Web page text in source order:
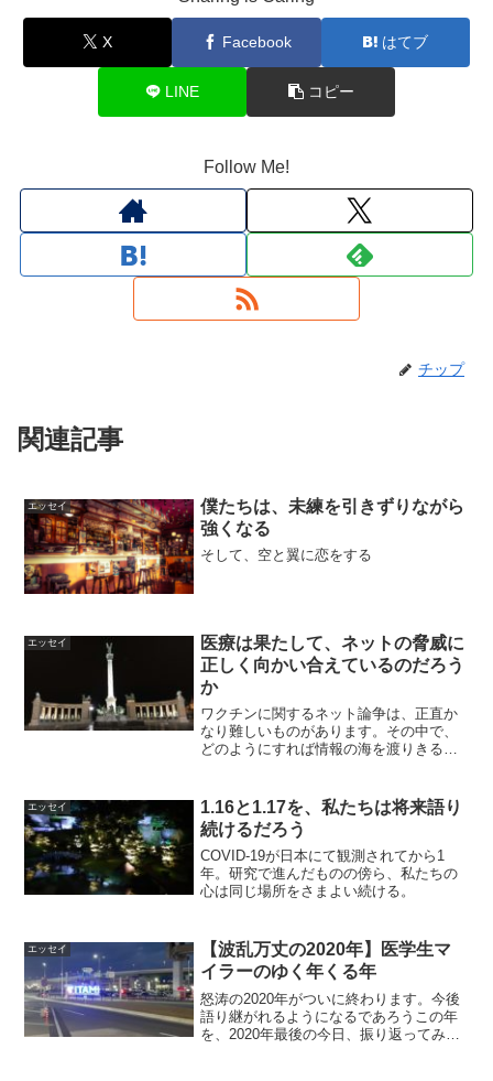
X Facebook はてブ
LINE コピー
Follow Me!
チップ
関連記事
エッセイ
僕たちは、未練を引きずりながら
強くなる
そして、空と翼に恋をする
エッセイ
医療は果たして、ネットの脅威に
正しく向かい合えているのだろう
か
ワクチンに関するネット論争は、正直か
なり難しいものがあります。その中で、
どのようにすれば情報の海を渡りきるこ
エッセイ
1.16と1.17を、私たちは将来語り
続けるだろう
COVID-19が日本にて観測されてから1
年。研究で進んだものの傍ら、私たちの
心は同じ場所をさまよい続ける。
エッセイ
【波乱万丈の2020年】医学生マ
イラーのゆく年くる年
怒涛の2020年がついに終わります。今後
語り継がれるようになるであろうこの年
を、2020年最後の今日、振り返ってみた